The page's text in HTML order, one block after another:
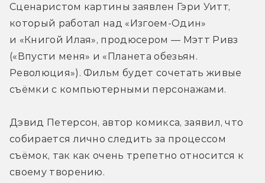
Сценаристом картины заявлен Гэри Уитт,
который работал над «Изгоем-Один»
и «Книгой Илая», продюсером — Мэтт Ривз
(«Впусти меня» и «Планета обезьян.
Революция»). Фильм будет сочетать живые
съёмки с компьютерными персонажами.
Дэвид Петерсон, автор комикса, заявил, что
собирается лично следить за процессом
съёмок, так как очень трепетно относится к
своему творению.